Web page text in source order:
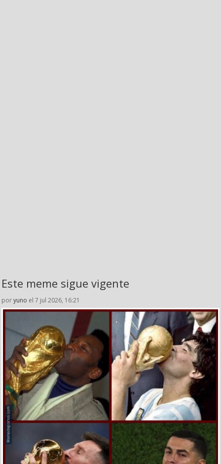
Este meme sigue vigente
poryuno el 7 jul 2026, 16:21